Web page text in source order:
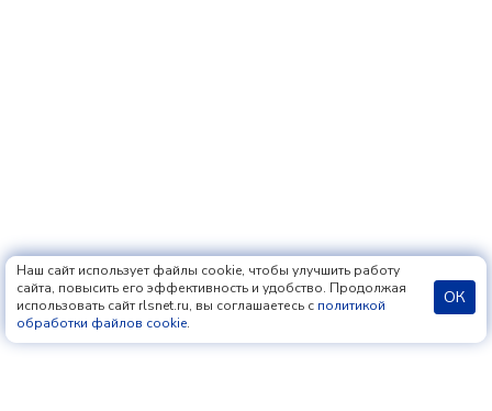
Наш сайт использует файлы cookie, чтобы улучшить работу
сайта, повысить его эффективность и удобство. Продолжая
использовать сайт rlsnet.ru, вы соглашаетесь с политикой
обработки файлов cookie.
ОК